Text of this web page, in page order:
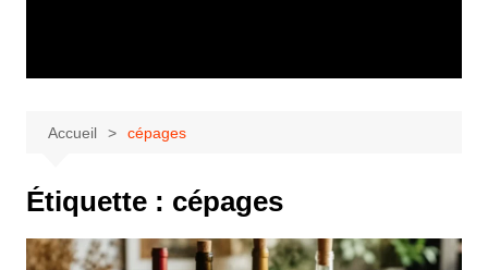
Accueil cépages
Étiquette : cépages